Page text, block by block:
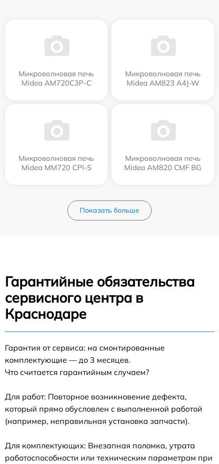
Микроволновая печь
Midea AM720C3P-C
Микроволновая печь
Midea AM823 A4J-W
Микроволновая печь
Midea MM720 CPI-S
Микроволновая печь
Midea AM820 CMF BG
Показать больше
Гарантийные обязательства
сервисного центра в
Краснодаре
Гарантия от сервиса: на смонтированные
комплектующие — до 3 месяцев.
Что считается гарантийным случаем?
Для работ: Повторное возникновение дефекта,
который прямо обусловлен с выполненной работой
(например, неправильная установка запчасти).
Для комплектующих: Внезапная поломка, утрата
работоспособности или техническим параметрам при